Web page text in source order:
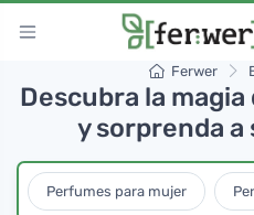
Ferwer
Descubra la
y sorprenda a
Perfumes para mujer